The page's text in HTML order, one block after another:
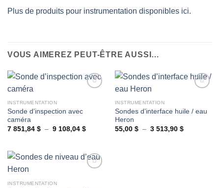
Plus de produits pour instrumentation disponibles ici.
VOUS AIMEREZ PEUT-ÊTRE AUSSI…
Ajouter
wishlist
INSTRUMENTATION
Sonde d’inspection avec
caméra
7 851,84 $ – 9 108,04 $Plage
851,84 $
à
9
Ajouter
INSTRUMENTATION
Sondes d’interface huile / eau
Heron
55,00 $ – 3 513,90 $Plage
INSTRUMENTATION